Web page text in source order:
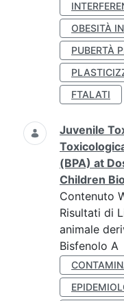
OBESITÀ
PUBERTÀ
FTALATI
Juvenile
(BPA) at
Children
Contenuto
Risultati di
animale
Bisfenolo A